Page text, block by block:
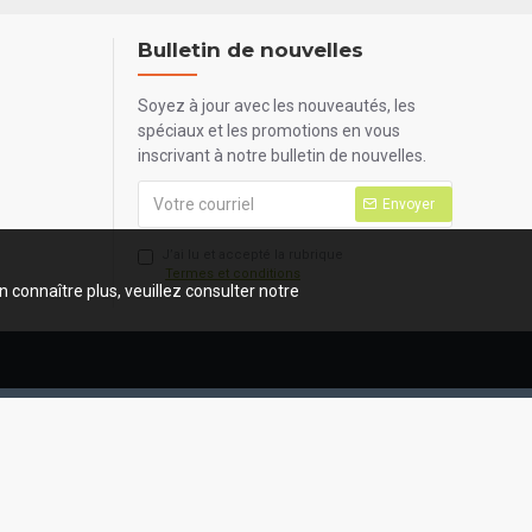
Bulletin de nouvelles
Soyez à jour avec les nouveautés, les
spéciaux et les promotions en vous
inscrivant à notre bulletin de nouvelles.
Envoyer
Termes et conditions
connaître plus, veuillez consulter notre